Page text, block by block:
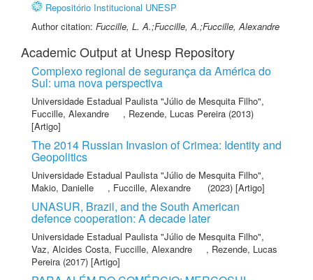
Repositório Institucional UNESP
Author citation: Fuccille, L. A.;Fuccille, A.;Fuccille, Alexandre
Academic Output at Unesp Repository
Complexo regional de segurança da América do
Sul: uma nova perspectiva
Universidade Estadual Paulista "Júlio de Mesquita Filho",
Fuccille, Alexandre
, Rezende, Lucas Pereira (2013)
[Artigo]
The 2014 Russian Invasion of Crimea: Identity and
Geopolitics
Universidade Estadual Paulista "Júlio de Mesquita Filho",
Makio, Danielle
, Fuccille, Alexandre (2023) [Artigo]
UNASUR, Brazil, and the South American
defence cooperation: A decade later
Universidade Estadual Paulista "Júlio de Mesquita Filho",
Vaz, Alcides Costa, Fuccille, Alexandre , Rezende, Lucas
Pereira (2017) [Artigo]